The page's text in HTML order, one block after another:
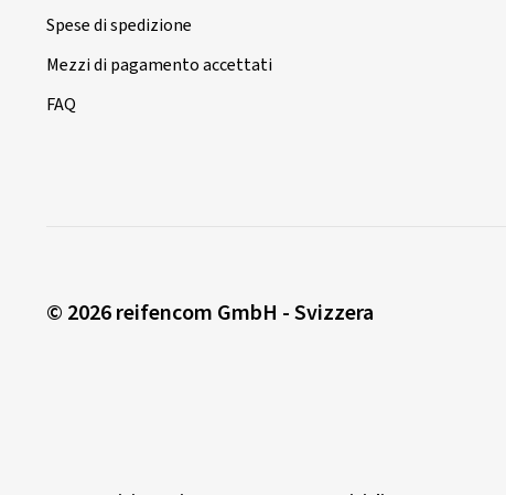
Spese di spedizione
Mezzi di pagamento accettati
FAQ
© 2026 reifencom GmbH - Svizzera